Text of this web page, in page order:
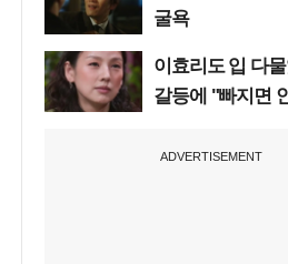
굴욕
이효리도 입 다
갈등에 "빠지면
ADVERTISEMENT